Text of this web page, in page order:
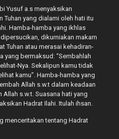
Yusuf a.s menyaksikan
Tuhan yang dialami oleh hati itu
Hamba-hamba yang ikhlas
dikurniakan makam
Tuhan atau merasai kehadiran-
yang bermaksud: “Sembahlah
Nya. Sekalipun kamu tidak
kamu”. Hamba-hamba yang
Allah s.w.t dalam keadaan
Allah s.w.t. Suasana hati yang
Hadrat Ilahi. Itulah ihsan.
menceritakan tentang Hadrat